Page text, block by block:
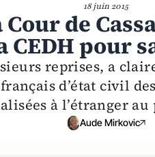
18 juin 2015
de
CEDH pour
reprises, a
d’état civil
à l’étranger
Aude Mirkovic